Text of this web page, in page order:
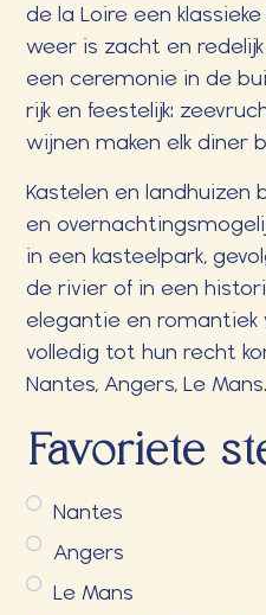
de la Loire een
weer is zacht en
een ceremonie in de
rijk en feestelijk:
wijnen maken elk diner
Kastelen en
en
in een kasteelpark,
de rivier of in een
elegantie en romantiek
volledig tot hun recht
Nantes, Angers, Le Mans.
Favoriete
Nantes
Angers
Le Mans